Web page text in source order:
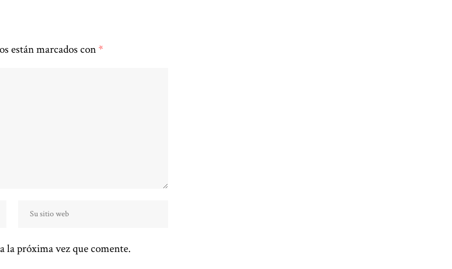
están marcados con*
la próxima vez que comente.